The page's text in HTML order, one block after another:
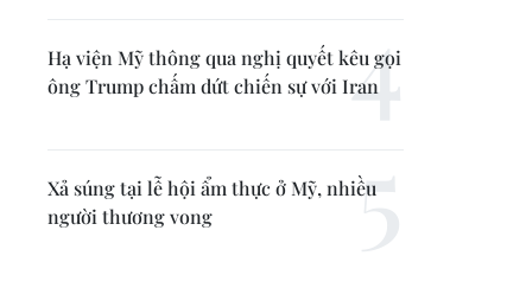
Hạ viện Mỹ thông qua nghị quyết kêu gọi
ông Trump chấm dứt chiến sự với Iran
Xả súng tại lễ hội ẩm thực ở Mỹ, nhiều
người thương vong